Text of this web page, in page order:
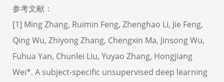
参考文献：
[1] Ming Zhang, Ruimin Feng, Zhenghao Li, Jie Feng,
Qing Wu, Zhiyong Zhang, Chengxin Ma, Jinsong Wu,
Fuhua Yan, Chunlei Liu, Yuyao Zhang, Hongjiang
Wei*. A subject-specific unsupervised deep learning